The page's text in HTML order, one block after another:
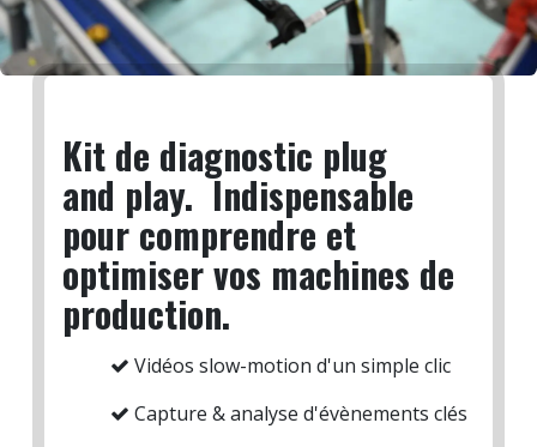
Kit de diagnostic plug
and play. Indispensable
pour comprendre et
optimiser vos machines de
production.
Vidéos slow-motion d'un simple clic
Capture & analyse d'évènements clés